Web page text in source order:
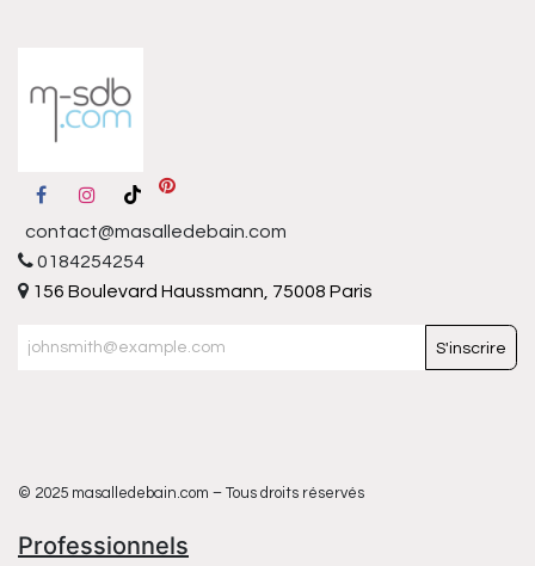
contact@masalledebain.com
0184254254
156 Boulevard Haussmann, 75008 Paris
S'inscrire
© 2025 masalledebain.com – Tous droits réservés
Professionnels